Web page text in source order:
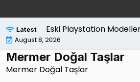
to
content
Latest
Eski Playstation Modelleri
August 8, 2026
Mermer Doğal Taşlar
Mermer Doğal Taşlar